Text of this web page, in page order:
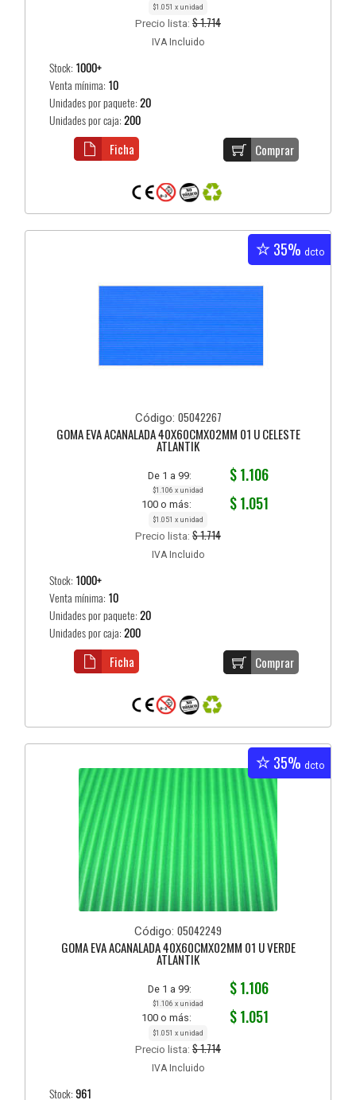
$1.051 x unidad
Precio lista: $ 1.714
IVA Incluido
Stock: 1000+
Venta mínima: 10
Unidades por paquete:20
Unidades por caja:200
Comprar
Ficha
35% dcto
Código: 05042267
GOMA EVA ACANALADA 40X60CMX02MM 01 U CELESTE
ATLANTIK
De 1 a 99: $ 1.106
$1.106 x unidad
100 o más: $ 1.051
$1.051 x unidad
Precio lista: $ 1.714
IVA Incluido
Stock: 1000+
Venta mínima: 10
Unidades por paquete:20
Unidades por caja:200
Comprar
Ficha
35% dcto
Código: 05042249
GOMA EVA ACANALADA 40X60CMX02MM 01 U VERDE
ATLANTIK
De 1 a 99: $ 1.106
$1.106 x unidad
100 o más: $ 1.051
$1.051 x unidad
Precio lista: $ 1.714
IVA Incluido
Stock:961